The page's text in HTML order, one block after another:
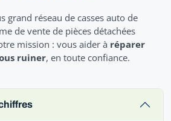
grand réseau de casses auto de
de vente de pièces détachées
mission : vous aider à réparer
ruiner, en toute confiance.